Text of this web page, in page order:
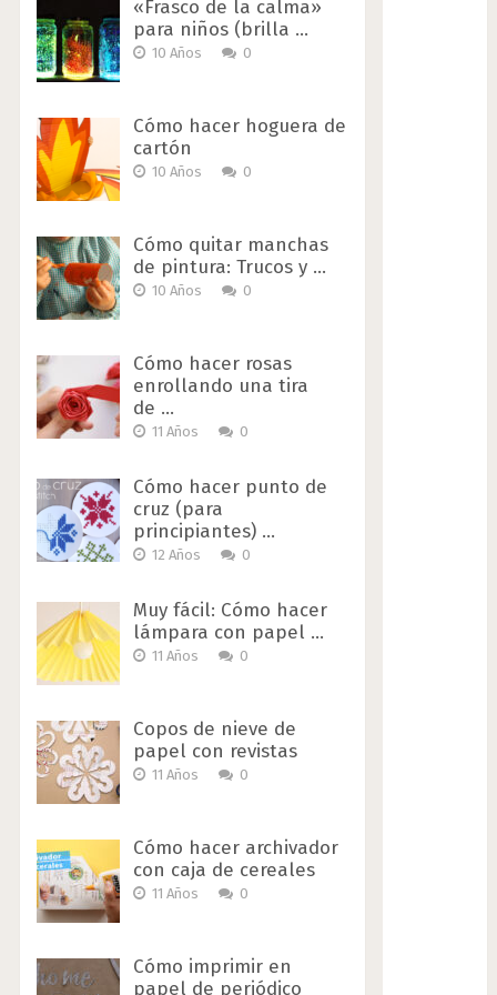
«Frasco de la calma»
para niños (brilla …
10 Años 0
Cómo hacer hoguera de
cartón
10 Años 0
Cómo quitar manchas
de pintura: Trucos y …
10 Años 0
Cómo hacer rosas
enrollando una tira
de …
11 Años 0
Cómo hacer punto de
cruz (para
principiantes) …
12 Años 0
Muy fácil: Cómo hacer
lámpara con papel …
11 Años 0
Copos de nieve de
papel con revistas
11 Años 0
Cómo hacer archivador
con caja de cereales
11 Años 0
Cómo imprimir en
papel de periódico